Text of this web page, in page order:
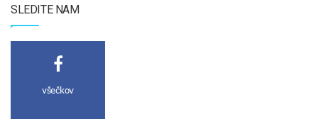
SLEDITE NAM
všečkov